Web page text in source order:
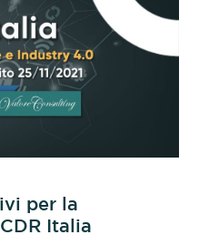
per la
Italia